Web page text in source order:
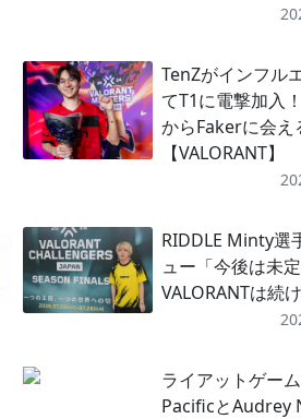
TenZがインフル
てT1に電撃加入
からFakerに会え
【VALORANT】
RIDDLE Minty選
ュー「今後は未定
VALORANTは続
ライアットゲー
PacificとAudrey